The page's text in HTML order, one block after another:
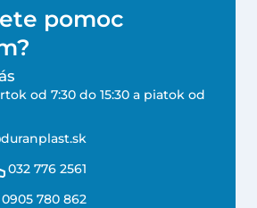
pomoc
od 7:30 do 15:30 a piatok od
032 776 2561
0905 780 862